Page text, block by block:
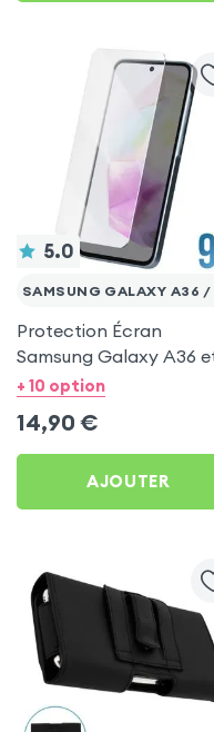
5.0
Protection Écran
Samsung Galaxy A36
A56 - Verre Trempé Anti-
+ 10 option
14,90 €
AJOUTER